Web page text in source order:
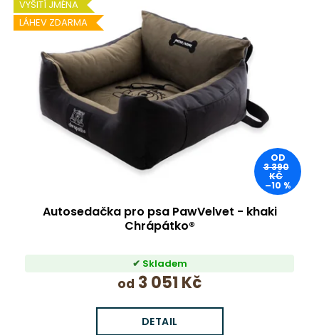
VYŠITÍ JMÉNA
LÁHEV ZDARMA
OD
3 390
KČ
–10 %
Autosedačka pro psa PawVelvet - khaki
Chrápátko®
Skladem
od 3 051 Kč
DETAIL